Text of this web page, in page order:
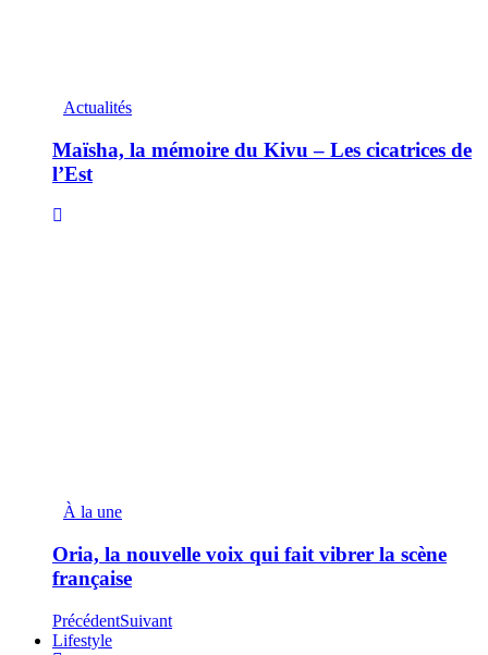
Actualités
Maïsha, la mémoire du Kivu – Les cicatrices de
l’Est
À la une
Oria, la nouvelle voix qui fait vibrer la scène
française
PrécédentSuivant
Lifestyle